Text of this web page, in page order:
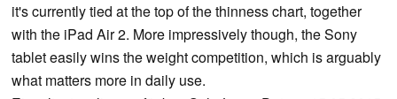
it's currently tied at the top of the thinness chart, together
with the iPad Air 2. More impressively though, the Sony
tablet easily wins the weight competition, which is arguably
what matters more in daily use.